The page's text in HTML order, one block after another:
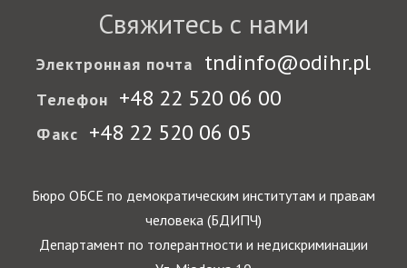
Свяжитесь с нами
Электронная почта tndinfo@odihr.pl
Телефон +48 22 520 06 00
Факс +48 22 520 06 05
Бюро ОБСЕ по демократическим институтам и правам
человека (БДИПЧ)
Департамент по толерантности и недискриминации